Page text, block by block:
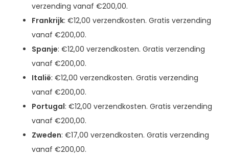
verzending vanaf €200,00.
Frankrijk: €12,00 verzendkosten. Gratis verzending
vanaf €200,00.
Spanje: €12,00 verzendkosten. Gratis verzending
vanaf €200,00.
Italië: €12,00 verzendkosten. Gratis verzending
vanaf €200,00.
Portugal: €12,00 verzendkosten. Gratis verzending
vanaf €200,00.
Zweden: €17,00 verzendkosten. Gratis verzending
vanaf €200,00.